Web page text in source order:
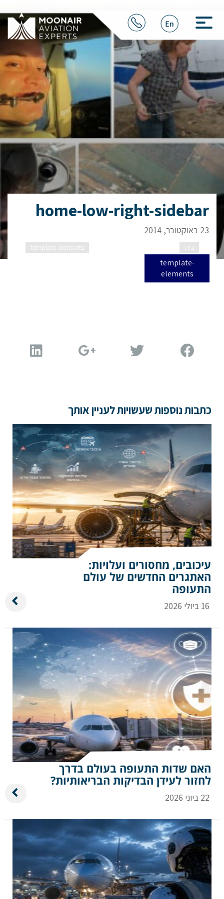
home-low-right-sidebar
23 באוקטובר, 2014
בית template-elements
template-
elements
כתבות נוספות שעשויות לעניין אותך
עיכובים, מחסורים ועלויות:
האתגרים החדשים של עולם
התעופה
16 ביולי 2026
האם שדות התעופה בעולם בדרך
לחזור לעידן הבדיקות הבריאותיות?
22 ביוני 2026